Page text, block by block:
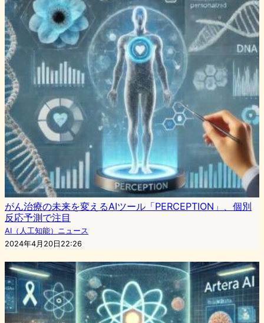
がん治療の未来を変えるAIツール「PERCEPTION」、個別
反応予測で注目
AI（人工知能）ニュース
2024年4月20日22:26